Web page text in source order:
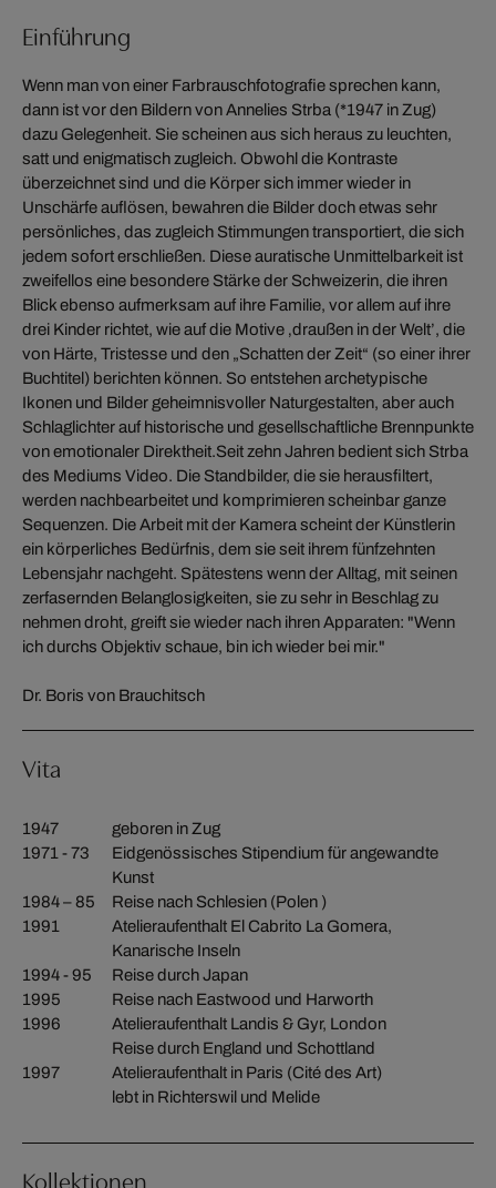
Einführung
Wenn man von einer Farbrauschfotografie sprechen kann,
dann ist vor den Bildern von Annelies Strba (*1947 in Zug)
dazu Gelegenheit. Sie scheinen aus sich heraus zu leuchten,
satt und enigmatisch zugleich. Obwohl die Kontraste
überzeichnet sind und die Körper sich immer wieder in
Unschärfe auflösen, bewahren die Bilder doch etwas sehr
persönliches, das zugleich Stimmungen transportiert, die sich
jedem sofort erschließen. Diese auratische Unmittelbarkeit ist
zweifellos eine besondere Stärke der Schweizerin, die ihren
Blick ebenso aufmerksam auf ihre Familie, vor allem auf ihre
drei Kinder richtet, wie auf die Motive ‚draußen in der Welt’, die
von Härte, Tristesse und den „Schatten der Zeit“ (so einer ihrer
Buchtitel) berichten können. So entstehen archetypische
Ikonen und Bilder geheimnisvoller Naturgestalten, aber auch
Schlaglichter auf historische und gesellschaftliche Brennpunkte
von emotionaler Direktheit.Seit zehn Jahren bedient sich Strba
des Mediums Video. Die Standbilder, die sie herausfiltert,
werden nachbearbeitet und komprimieren scheinbar ganze
Sequenzen. Die Arbeit mit der Kamera scheint der Künstlerin
ein körperliches Bedürfnis, dem sie seit ihrem fünfzehnten
Lebensjahr nachgeht. Spätestens wenn der Alltag, mit seinen
zerfasernden Belanglosigkeiten, sie zu sehr in Beschlag zu
nehmen droht, greift sie wieder nach ihren Apparaten: "Wenn
ich durchs Objektiv schaue, bin ich wieder bei mir."
Dr. Boris von Brauchitsch
Vita
1947
geboren in Zug
1971 - 73
Eidgenössisches Stipendium für angewandte
Kunst
1984 – 85
Reise nach Schlesien (Polen )
1991
Atelieraufenthalt El Cabrito La Gomera,
Kanarische Inseln
1994 - 95
Reise durch Japan
1995
Reise nach Eastwood und Harworth
1996
Atelieraufenthalt Landis & Gyr, London
Reise durch England und Schottland
1997
Atelieraufenthalt in Paris (Cité des Art)
lebt in Richterswil und Melide
Kollektionen